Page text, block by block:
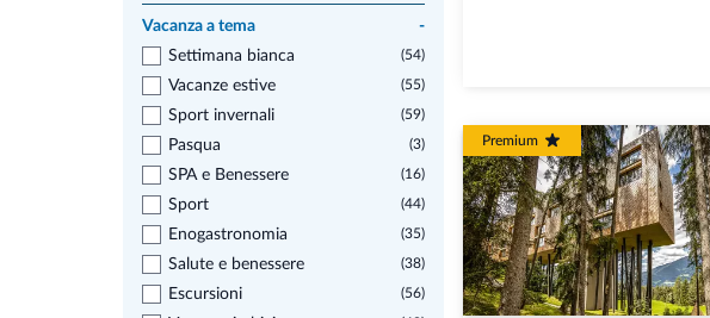
Vacanza a tema
-
Settimana bianca
(54)
Vacanze estive (55)
Sport invernali (59)
Pasqua (3)
SPA e Benessere (16)
Sport (44)
Enogastronomia (35)
Salute e benessere (38)
Escursioni (56)
Premium